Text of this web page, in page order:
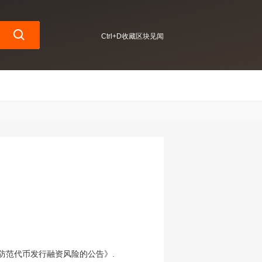
Ctrl+D收藏区块见闻
代币发行融资风险的公告》.